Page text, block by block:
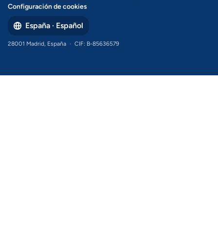
Configuración de cookies
España · Español
28001 Madrid, España · CIF: B-85636579